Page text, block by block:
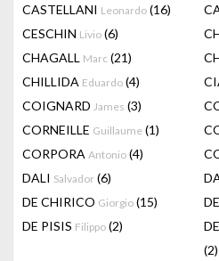
CASTELLANI Leonardo (16)
CESCHIN Livio (6)
CHAGALL Marc (21)
CHILLIDA Eduardo (4)
COIGNARD James (3)
CORNEILLE Guillaume (1)
CORPORA Antonio (4)
DALI Salvador (6)
DE CHIRICO Giorgio (15)
DE PISIS Filippo (2)
(2)